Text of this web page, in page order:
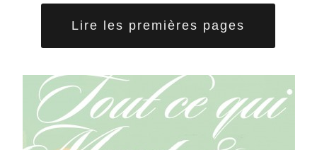
Lire les premières pages